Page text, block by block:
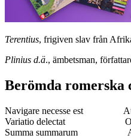
Terentius, frigiven slav från
Plinius d.ä., ämbetsman,
Berömda romerska
Navigare necesse est Att
Variatio delectat
Summa summarum